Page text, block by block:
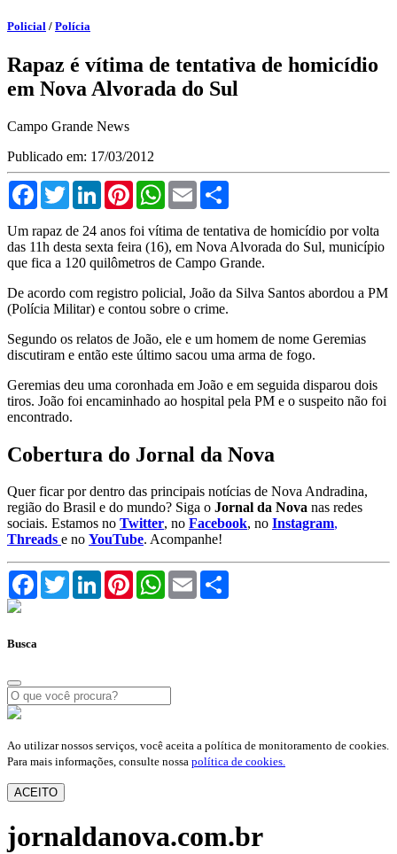
Policial / Polícia
Rapaz é vítima de tentativa de homicídio
em Nova Alvorada do Sul
Campo Grande News
Publicado em: 17/03/2012
FacebookTwitterLinkedInPinterestWhatsApp
Email
Um rapaz de 24 anos foi vítima de tentativa de homicídio por volta
das 11h desta sexta feira (16), em Nova Alvorada do Sul, município
que fica a 120 quilômetros de Campo Grande.
De acordo com registro policial, João da Silva Santos abordou a PM
(Polícia Militar) e contou sobre o crime.
Segundo os relatos de João, ele e um homem de nome Geremias
discutiram e então este último sacou uma arma de fogo.
Geremias deu uma coronhada em João e em seguida disparou dois
tiros. João foi encaminhado ao hospital pela PM e o suspeito não foi
encontrado.
Cobertura do Jornal da Nova
Quer ficar por dentro das principais notícias de Nova Andradina,
região do Brasil e do mundo? Siga o Jornal da Nova nas redes
sociais. Estamos no Twitter, no Facebook, no Instagram,
Threads e no YouTube. Acompanhe!
FacebookTwitterLinkedInPinterestWhatsApp
Email
Busca
Ao utilizar nossos serviços, você aceita a política de monitoramento de cookies.
Para mais informações, consulte nossa política de cookies.
ACEITO
jornaldanova.com.br